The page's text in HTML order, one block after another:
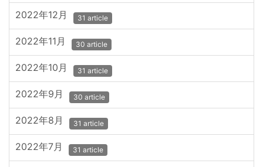
2022年12月 31 article
2022年11月 30 article
2022年10月 31 article
2022年9月 30 article
2022年8月 31 article
2022年7月 31 article